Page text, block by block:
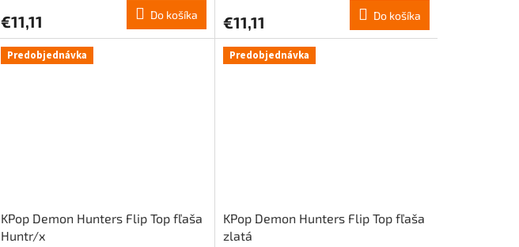
€11,11 Do košíka €11,11 Do košíka
Predobjednávka
KPop Demon Hunters Flip Top fľaša
Huntr/x
Predobjednávka
KPop Demon Hunters Flip Top fľaša
zlatá